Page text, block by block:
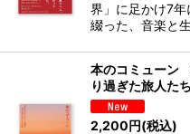
界」に足かけ7年
綴った、音楽と
本のコミューン
り過ぎた旅人た
2,200円(税込)